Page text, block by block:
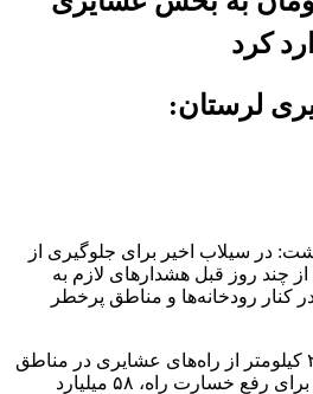
کرد
لرستان:
در سیلاب اخیر برای جلوگیری از
چند روز قبل هشدارهای لازم به
کنار رودخانه‌ها و مناطق پرخطر
وی افزود: بر اثر سیلاب ۲۹۰ کیلومتر از راه‌های عشایری در مناطق
استان دچار خسارت شد که برای رفع خسارت راه، ۵۸ میلیارد